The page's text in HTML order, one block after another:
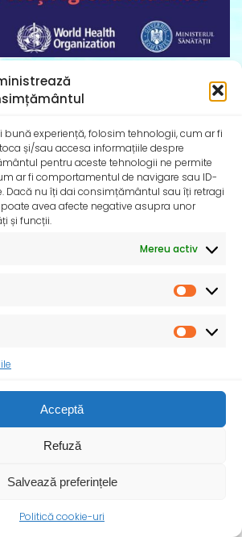
bună experiență, folosim tehnologii, cum ar fi
și/sau accesa informațiile despre
pentru aceste tehnologii ne permite
ar fi comportamentul de navigare sau ID-
Dacă nu îți dai consimțământul sau îți retragi
avea afecte negative asupra unor
și funcții.
Mereu activ
Acceptă
Refuză
Salvează preferințele
Politică cookie-uri
a Igienei Mâinilor – 5 mai 2025
de Sănătate Publică și Direcțiile de
Județene se alătură și în
an de viață al copilului
drepturilor